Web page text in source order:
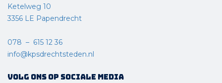
Ketelweg 10
3356 LE Papendrecht
078 – 615 12 36
info@kpsdrechtsteden.nl
Volg ons op sociale media